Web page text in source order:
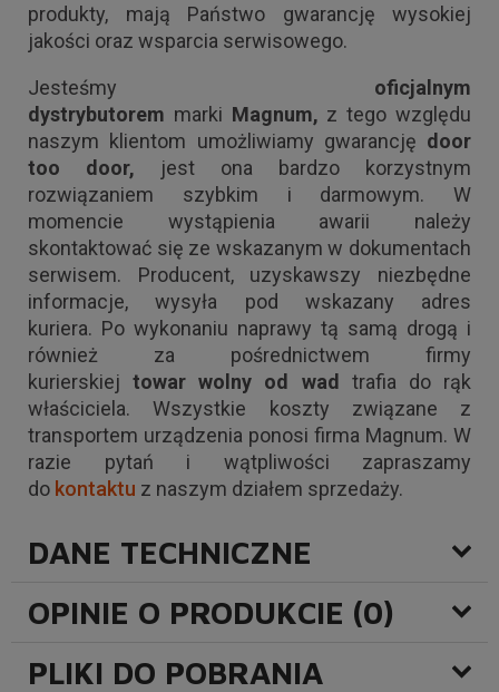
produkty, mają Państwo gwarancję wysokiej
jakości oraz wsparcia serwisowego.
Jesteśmy oficjalnym
dystrybutorem marki Magnum, z tego względu
naszym klientom umożliwiamy gwarancję door
too door, jest ona bardzo korzystnym
rozwiązaniem szybkim i darmowym. W
momencie wystąpienia awarii należy
skontaktować się ze wskazanym w dokumentach
serwisem. Producent, uzyskawszy niezbędne
informacje, wysyła pod wskazany adres
kuriera. Po wykonaniu naprawy tą samą drogą i
również za pośrednictwem firmy
kurierskiejtowar wolny od wad trafia do rąk
właściciela. Wszystkie koszty związane z
transportem urządzenia ponosi firma Magnum. W
razie pytań i wątpliwości zapraszamy
do kontaktu z naszym działem sprzedaży.
DANE TECHNICZNE
OPINIE O PRODUKCIE (0)
PLIKI DO POBRANIA